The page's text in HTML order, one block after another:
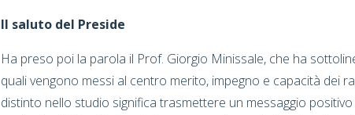
Il saluto del Preside
Ha preso poi la parola il Prof. Giorgio Minissale, che ha
quali vengono messi al centro merito, impegno e capacità dei
distinto nello studio significa trasmettere un messaggio